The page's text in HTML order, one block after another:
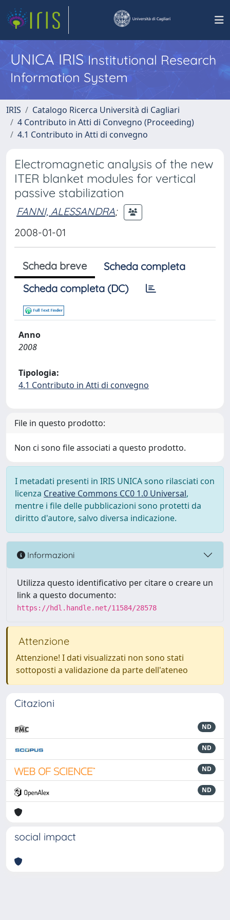
UNICA IRISInstitutional Research
Information System
IRIS
Catalogo Ricerca Università di Cagliari
4 Contributo in Atti di Convegno (Proceeding)
4.1 Contributo in Atti di convegno
Electromagnetic analysis of the new
ITER blanket modules for vertical
passive stabilization
FANNI, ALESSANDRA;
2008-01-01
Scheda breve
Scheda completa
Scheda completa (DC)
Anno
2008
Tipologia:
4.1 Contributo in Atti di convegno
File in questo prodotto:
Non ci sono file associati a questo prodotto.
I metadati presenti in IRIS UNICA sono rilasciati con
licenza Creative Commons CC0 1.0 Universal,
mentre i file delle pubblicazioni sono protetti da
diritto d'autore, salvo diversa indicazione.
Informazioni
Utilizza questo identificativo per citare o creare un
link a questo documento:
https://hdl.handle.net/11584/28578
Attenzione
Attenzione! I dati visualizzati non sono stati
sottoposti a validazione da parte dell'ateneo
Citazioni
ND
ND
ND
ND
social impact